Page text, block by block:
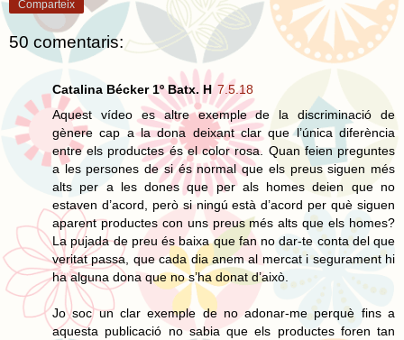
Comparteix
50 comentaris:
Catalina Bécker 1º Batx. H 7.5.18
Aquest vídeo es altre exemple de la discriminació de
gènere cap a la dona deixant clar que l’única diferència
entre els productes és el color rosa. Quan feien preguntes
a les persones de si és normal que els preus siguen més
alts per a les dones que per als homes deien que no
estaven d’acord, però si ningú està d’acord per què siguen
aparent productes con uns preus més alts que els homes?
La pujada de preu és baixa que fan no dar-te conta del que
veritat passa, que cada dia anem al mercat i segurament hi
ha alguna dona que no s’ha donat d’això.
Jo soc un clar exemple de no adonar-me perquè fins a
aquesta publicació no sabia que els productes foren tan